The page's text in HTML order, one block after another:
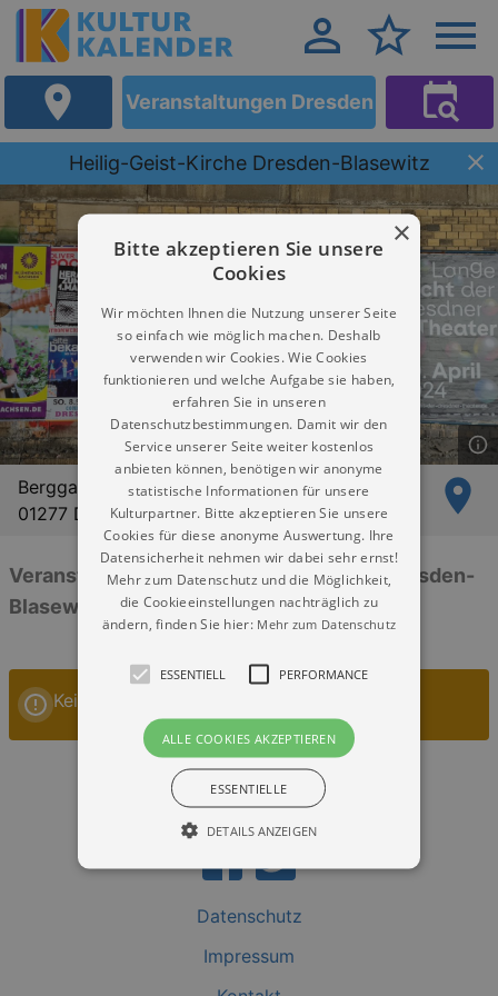
Veranstaltungen Dresden
Heilig-Geist-Kirche Dresden-Blasewitz
Berggartenstraße 22a
01277 Dresden
Veranstaltungen: „Heilig-Geist-Kirche Dresden-
Blasewitz“
Keine Veranstaltungen
Datenschutz
Impressum
×
Bitte akzeptieren Sie unsere
Cookies
Wir möchten Ihnen die Nutzung unserer Seite
so einfach wie möglich machen. Deshalb
verwenden wir Cookies. Wie Cookies
funktionieren und welche Aufgabe sie haben,
erfahren Sie in unseren
Datenschutzbestimmungen. Damit wir den
Service unserer Seite weiter kostenlos
anbieten können, benötigen wir anonyme
statistische Informationen für unsere
Kulturpartner. Bitte akzeptieren Sie unsere
Cookies für diese anonyme Auswertung. Ihre
Datensicherheit nehmen wir dabei sehr ernst!
Mehr zum Datenschutz und die Möglichkeit,
die Cookieeinstellungen nachträglich zu
ändern, finden Sie hier: Mehr zum Datenschutz
ESSENTIELL PERFORMANCE
ALLE COOKIES AKZEPTIEREN
ESSENTIELLE
DETAILS ANZEIGEN
Essentiell Performance
Essentielle Cookies werden für die
gebraucht. Zum Beispiel für das Login in Ihren